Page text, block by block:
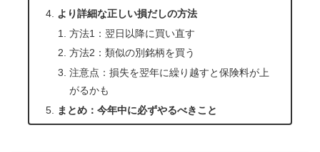
より詳細な正しい損だしの方法
方法1：翌日以降に買い直す
方法2：類似の別銘柄を買う
注意点：損失を翌年に繰り越すと保険料が上
がるかも
まとめ：今年中に必ずやるべきこと